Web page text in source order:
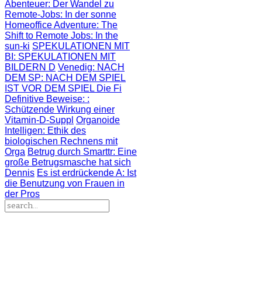
Abenteuer: Der Wandel zu
Remote-Jobs: In der sonne
Homeoffice Adventure: The
Shift to Remote Jobs: In the
sun-ki SPEKULATIONEN MIT
BI : SPEKULATIONEN MIT
BILDERN D Venedig: NACH
DEM SP: NACH DEM SPIEL
IST VOR DEM SPIEL Die Fi
Definitive Beweise: :
Schützende Wirkung einer
Vitamin-D-Suppl Organoide
Intelligen: Ethik des
biologischen Rechnens mit
Orga Betrug durch Smarttr: Eine
große Betrugsmasche hat sich
Dennis Es ist erdrückende A: Ist
die Benutzung von Frauen in
der Pros